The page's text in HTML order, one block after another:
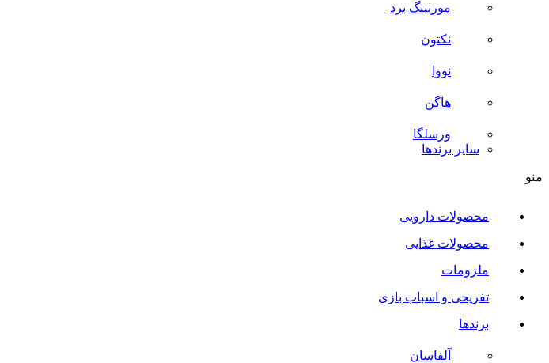
مورنینگ برد
نکتون
نووا
هاگن
ورسلگا
سایر برند‌ها
منو
محصولات دارویی
محصولات غذایی
ملزومات
تفریحی و اسباب بازی
برندها
آلفاسان